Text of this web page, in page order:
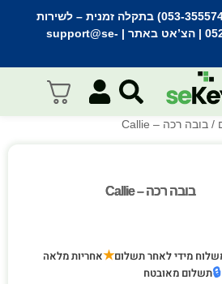
– לשירות
| הצ’אט באתר | support@se-
/ בובה רכה – Callie
בובה רכה – Callie
בובה רכה – Callie
מידי לאחר תשלום★אחריות מלאה
🔒תשלום מאובטח